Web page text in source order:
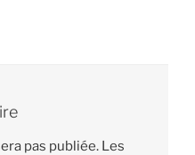
pas publiée. Les